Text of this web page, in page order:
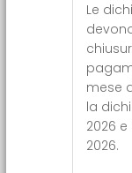
Le
mese
la
2026
2026.